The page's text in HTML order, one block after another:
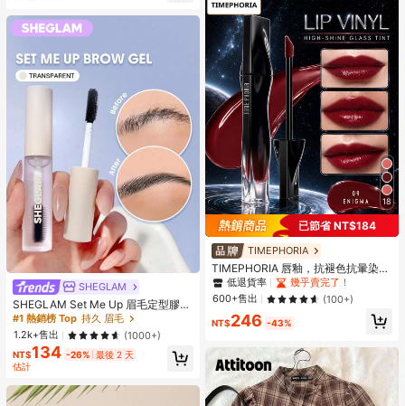
SHEGLAM
SHEGLAM Set Me Up 眉毛定型膠
品牌美妝化妝品 適合女士與女孩
#1 熱銷榜 Top 持久 眉毛
1.2k+售出
(1000+)
NT$134 -26% 最後 2 天
估計
18
已節省 NT$184
TIMEPHORIA
TIMEPHORIA 唇釉，抗褪色抗暈染，
粉珊瑚亮澤妝效，高顯色鮮豔色彩，
滋潤輕盈持久唇妝
低退貨率
幾乎賣完了！
600+售出
(100+)
NT$246 -43%